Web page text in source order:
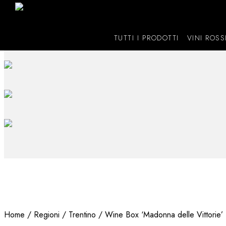
TUTTI I PRODOTTI VINI ROSSI
Home / Regioni / Trentino / Wine Box ‘Madonna delle Vittorie’